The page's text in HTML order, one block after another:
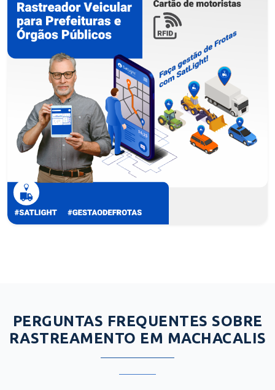
PERGUNTAS FREQUENTES SOBRE
RASTREAMENTO EM MACHACALIS